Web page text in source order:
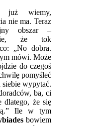
już wiemy,
nie ma. Teraz
obszar –
że tok
„No dobra.
mówi. Może
do czegoś
pomyśleć
siebie wypytać.
ba, ci
dlatego, że się
Ile w tym
bowiem